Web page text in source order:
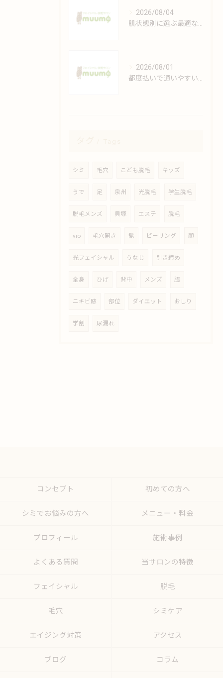
2026/08/04
2026/08/01
シミ 毛穴 こども脱毛 キッズ
うで 足 泉州 光脱毛 学生脱毛
脱毛メンズ 貝塚 エステ 脱毛
vio 毛穴開き 髭 ピーリング 顔
光フェイシャル うなじ 引き締め
全身 ひげ 背中 メンズ 脇
ニキビ跡 部位 ダイエット おしり
学割 尿漏れ
コンセプト 初めての方へ
シミでお悩みの方へ メニュー・料金
プロフィール 施術事例
よくある質問 当サロンの特徴
フェイシャル 脱毛
毛穴 シミケア
エイジング対策 アクセス
ブログ コラム